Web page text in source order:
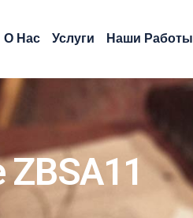
О Нас Услуги Наши Работы